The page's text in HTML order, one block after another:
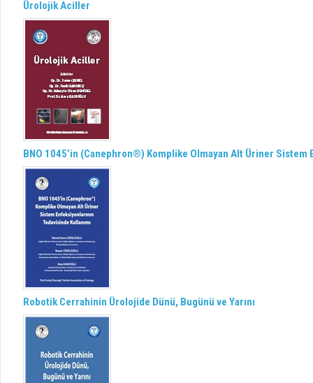
Ürolojik Aciller
BNO 1045’in (Canephron®) Komplike Olmayan Alt Üriner Sistem
Robotik Cerrahinin Ürolojide Dünü, Bugünü ve Yarını